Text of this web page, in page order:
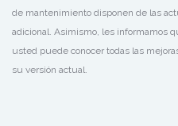
de mantenimiento disponen de las
adicional. Asimismo, les informamos
usted puede conocer todas las
su versión actual.